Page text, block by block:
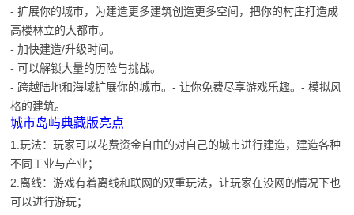
- 扩展你的城市，为建造更多建筑创造更多空间，把你的村庄打造成
高楼林立的大都市。
- 加快建造/升级时间。
- 可以解锁大量的历险与挑战。
- 跨越陆地和海域扩展你的城市。- 让你免费尽享游戏乐趣。- 模拟风
格的建筑。
城市岛屿典藏版亮点
1.玩法：玩家可以花费资金自由的对自己的城市进行建造，建造各种
不同工业与产业；
2.离线：游戏有着离线和联网的双重玩法，让玩家在没网的情况下也
可以进行游玩；